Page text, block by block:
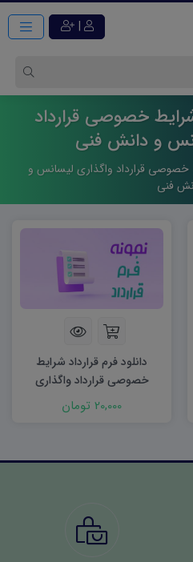
|
شرایط خصوصی قرارداد
و دانش فنی
خصوصی قرارداد واگذاری لیسانس و
فنی
دانلود فرم قرارداد شرایط
خصوصی قرارداد واگذاری
لیسانس و دانش فنی
20,000 تومان